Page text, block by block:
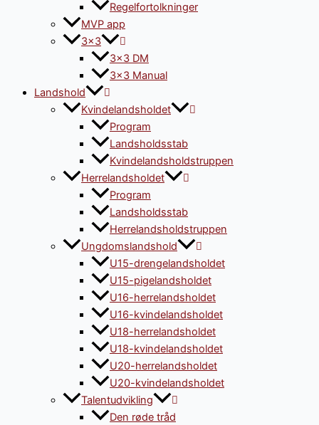
Regelfortolkninger
MVP app
3×3
3×3 DM
3×3 Manual
Landshold
Kvindelandsholdet
Program
Landsholdsstab
Kvindelandsholdstruppen
Herrelandsholdet
Program
Landsholdsstab
Herrelandsholdstruppen
Ungdomslandshold
U15-drengelandsholdet
U15-pigelandsholdet
U16-herrelandsholdet
U16-kvindelandsholdet
U18-herrelandsholdet
U18-kvindelandsholdet
U20-herrelandsholdet
U20-kvindelandsholdet
Talentudvikling
Den røde tråd